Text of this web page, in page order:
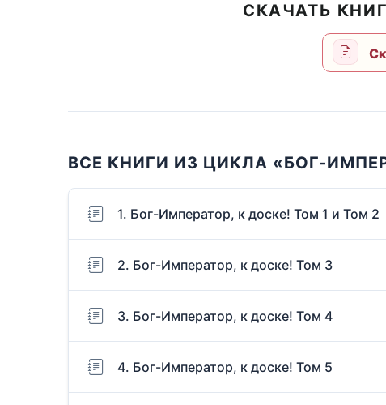
СКАЧАТЬ
ВСЕ КНИГИ ИЗ ЦИКЛА «БОГ-
1. Бог-Император, к доске! Том 1 и Том 2
2. Бог-Император, к доске! Том 3
3. Бог-Император, к доске! Том 4
4. Бог-Император, к доске! Том 5